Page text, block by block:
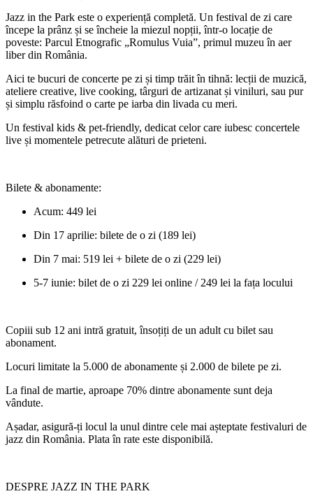
Jazz in the Park este o experiență completă. Un festival de zi care
începe la prânz și se încheie la miezul nopții, într-o locație de
poveste: Parcul Etnografic „Romulus Vuia”, primul muzeu în aer
liber din România.
Aici te bucuri de concerte pe zi și timp trăit în tihnă: lecții de muzică,
ateliere creative, live cooking, târguri de artizanat și viniluri, sau pur
și simplu răsfoind o carte pe iarba din livada cu meri.
Un festival kids & pet-friendly, dedicat celor care iubesc concertele
live și momentele petrecute alături de prieteni.
Bilete & abonamente:
Acum: 449 lei
Din 17 aprilie: bilete de o zi (189 lei)
Din 7 mai: 519 lei + bilete de o zi (229 lei)
5-7 iunie: bilet de o zi 229 lei online / 249 lei la fața locului
Copiii sub 12 ani intră gratuit, însoțiți de un adult cu bilet sau
abonament.
Locuri limitate la 5.000 de abonamente și 2.000 de bilete pe zi.
La final de martie, aproape 70% dintre abonamente sunt deja
vândute.
Așadar, asigură-ți locul la unul dintre cele mai așteptate festivaluri de
jazz din România. Plata în rate este disponibilă.
DESPRE JAZZ IN THE PARK